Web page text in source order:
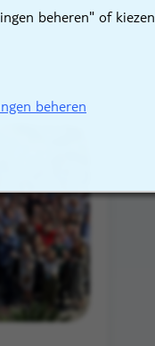
beheren" of kiezen
beheren